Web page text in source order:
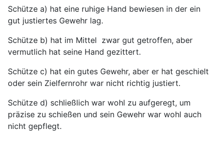
Schütze a) hat eine ruhige Hand bewiesen in der ein
gut justiertes Gewehr lag.
Schütze b) hat im Mittel zwar gut getroffen, aber
vermutlich hat seine Hand gezittert.
Schütze c) hat ein gutes Gewehr, aber er hat geschielt
oder sein Zielfernrohr war nicht richtig justiert.
Schütze d) schließlich war wohl zu aufgeregt, um
präzise zu schießen und sein Gewehr war wohl auch
nicht gepflegt.